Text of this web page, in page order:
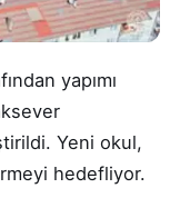
yapımı
Yeni okul,
hedefliyor.